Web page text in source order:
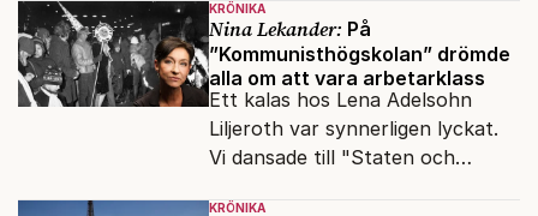
upphovsrätt.
KRÖNIKA
Nina Lekander: På
”Kommunisthögskolan” drömde
alla om att vara arbetarklass
Ett kalas hos Lena Adelsohn
Liljeroth var synnerligen lyckat.
Vi dansade till "Staten och
KRÖNIKA